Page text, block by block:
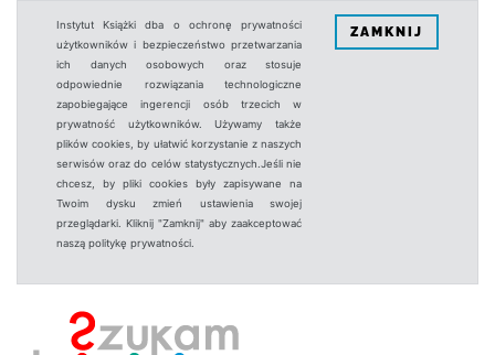
Instytut Książki dba o ochronę prywatności
użytkowników i bezpieczeństwo przetwarzania
ich danych osobowych oraz stosuje
odpowiednie rozwiązania technologiczne
zapobiegające ingerencji osób trzecich w
prywatność użytkowników. Używamy także
plików cookies, by ułatwić korzystanie z naszych
serwisów oraz do celów statystycznych.Jeśli nie
chcesz, by pliki cookies były zapisywane na
Twoim dysku zmień ustawienia swojej
przeglądarki. Kliknij "Zamknij" aby zaakceptować
naszą politykę prywatności.
ZAMKNIJ